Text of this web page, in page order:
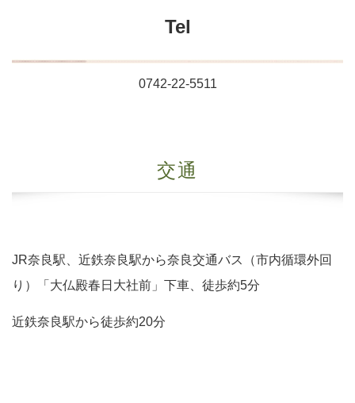
Tel
0742-22-5511
交通
JR奈良駅、近鉄奈良駅から奈良交通バス（市内循環外回
り）「大仏殿春日大社前」下車、徒歩約5分
近鉄奈良駅から徒歩約20分